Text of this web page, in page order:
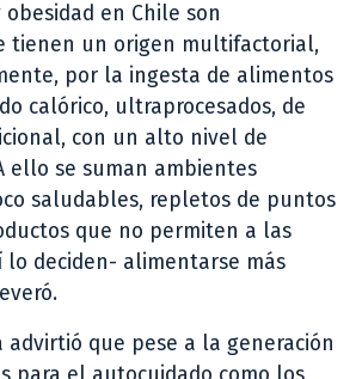
obesidad en Chile son
tienen un origen multifactorial,
por la ingesta de alimentos
calórico, ultraprocesados, de
con un alto nivel de
ello se suman ambientes
saludables, repletos de puntos
que no permiten a las
lo deciden- alimentarse más
advirtió que pese a la generación